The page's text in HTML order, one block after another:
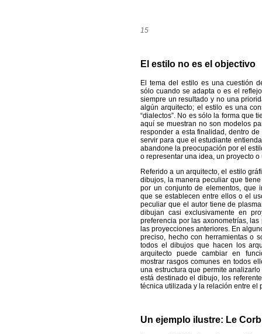
15
El estilo no es el objectivo
El tema del estilo es una cuestión
sólo cuando se adapta o es el
siempre un resultado y no una
algún arquitecto; el estilo es una
“dialectos”. No es sólo la forma que
aquí se muestran no son modelos
responder a esta finalidad, dentro
servir para que el estudiante
abandone la preocupación por el
o representar una idea, un proyecto
Referido a un arquitecto, el estilo
dibujos, la manera peculiar que
por un conjunto de elementos, que
que se establecen entre ellos o el
peculiar que el autor tiene de
dibujan casi exclusivamente en
preferencia por las axonometrías,
las proyecciones anteriores. En
preciso, hecho con herramientas o
todos el dibujos que hacen los
arquitecto puede cambiar en
mostrar rasgos comunes en todos
una estructura que permite
está destinado el dibujo, los
técnica utilizada y la relación entre el
Un ejemplo ilustre: Le